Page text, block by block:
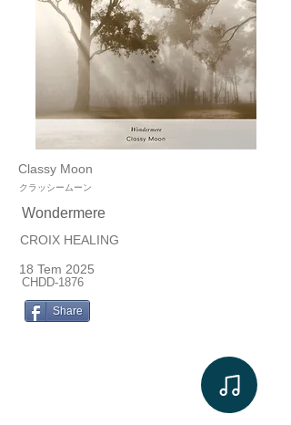
Classy Moon
クラッシームーン
Wondermere
CROIX HEALING
18 Tem 2025
CHDD-1876
Share